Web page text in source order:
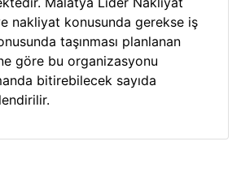
nakliyat konusunda gerekse iş
taşınması planlanan
göre bu organizasyonu
bitirebilecek sayıda